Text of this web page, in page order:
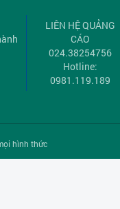
LIÊN HỆ QUẢNG
CÁO
024.38254756
Hotline:
0981.119.189
hình thức